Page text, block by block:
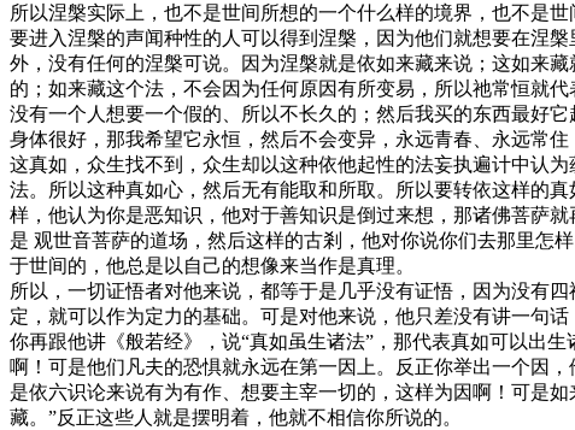
所以涅槃实际上，也不是世间所想的一个什么样的境界，也不是
要进入涅槃的声闻种性的人可以得到涅槃，因为他们就想要在涅
外，没有任何的涅槃可说。因为涅槃就是依如来藏来说；这如来
的；如来藏这个法，不会因为任何原因有所变易，所以祂常恒就代
没有一个人想要一个假的、所以不长久的；然后我买的东西最好
身体很好，那我希望它永恒，然后不会变异，永远青春、永远常
这真如，众生找不到，众生却以这种依他起性的法妄执遍计中
法。所以这种真如心，然后无有能取和所取。所以要转依这样的
样，他认为你是恶知识，他对于善知识是倒过来想，那诸佛菩萨
是 观世音菩萨的道场，然后这样的古剎，他对你说你们去那里怎
于世间的，他总是以自己的想像来当作是真理。
所以，一切证悟者对他来说，都等于是几乎没有证悟，因为没有
定，就可以作为定力的基础。可是对他来说，他只差没有讲一句
你再跟他讲《般若经》，说“真如虽生诸法”，那代表真如可以出
啊！可是他们凡夫的恐惧就永远在第一因上。反正你举出一个因
是依六识论来说有为有作、想要主宰一切的，这样为因啊！可是
藏。”反正这些人就是摆明着，他就不相信你所说的。